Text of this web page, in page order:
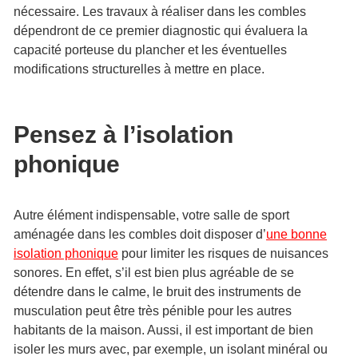
nécessaire. Les travaux à réaliser dans les combles
dépendront de ce premier diagnostic qui évaluera la
capacité porteuse du plancher et les éventuelles
modifications structurelles à mettre en place.
Pensez à l’isolation
phonique
Autre élément indispensable, votre salle de sport
aménagée dans les combles doit disposer d’une bonne
isolation phonique pour limiter les risques de nuisances
sonores. En effet, s’il est bien plus agréable de se
détendre dans le calme, le bruit des instruments de
musculation peut être très pénible pour les autres
habitants de la maison. Aussi, il est important de bien
isoler les murs avec, par exemple, un isolant minéral ou